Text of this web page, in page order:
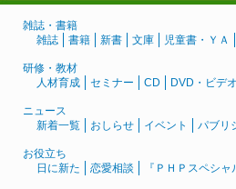
雑誌・書籍
雑誌
書籍 新書 文庫 児童書・ＹＡ
研修・教材
人材育成
セミナー CD DVD・ビデオ
ニュース
新着一覧
おしらせ イベント パブリ
お役立ち
日に新た
恋愛相談 『ＰＨＰスペシ